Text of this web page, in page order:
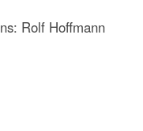
Rolf Hoffmann